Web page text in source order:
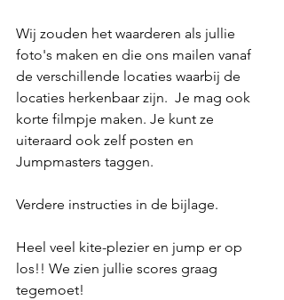
Wij zouden het waarderen als jullie
foto's maken en die ons mailen vanaf
de verschillende locaties waarbij de
locaties herkenbaar zijn.  Je mag ook
korte filmpje maken. Je kunt ze
uiteraard ook zelf posten en
Jumpmasters taggen.
Verdere instructies in de bijlage.
Heel veel kite-plezier en jump er op
los!! We zien jullie scores graag
tegemoet!